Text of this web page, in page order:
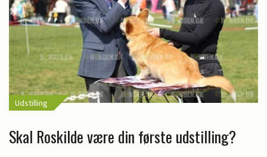
Udstilling
Skal Roskilde være din første udstilling?